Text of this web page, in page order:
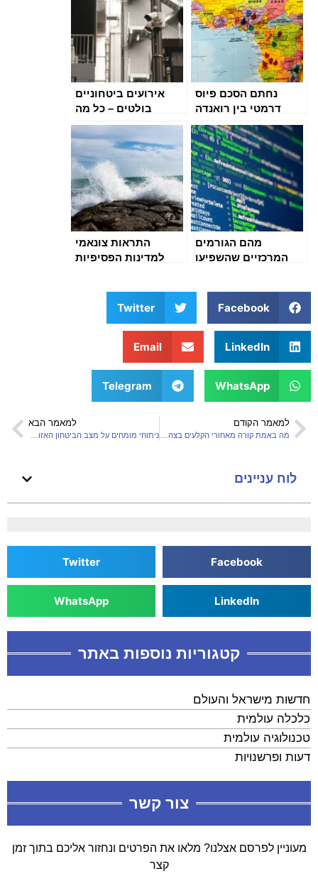
נחתם הסכם פיוס
דרמטי בין רואנדה
לקונגו
אירועים ביטחוניים
בולטים – כל מה
שחייבים לדעת
מהם הגורמים
המרכזיים שהשפיעו
ובעולם
התראות צונאמי
למדינות הפסיפיות
Facebook
Twitter
LinkedIn
Email
WhatsApp
Telegram
למאמר הקודם למאמר הבא
לוח עניינים
Facebook
Twitter
LinkedIn
WhatsApp
קטגוריות נוספות באתר
חדשות מישראל והעולם
כלכלה עולמית
טכנולוגיה עולמית
דעות ופרשנויות
צור קשר
מעוניין לפרסם אצלנו? מלאו את הפרטים ונחזור אליכם בתוך זמן
קצר